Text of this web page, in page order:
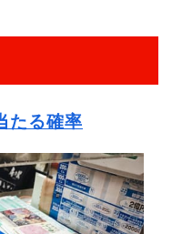
たる確率